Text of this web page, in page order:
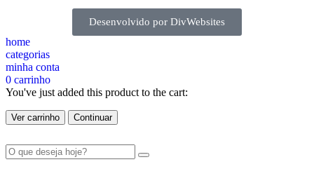
Desenvolvido por DivWebsites
home
categorias
minha conta
0 carrinho
You've just added this product to the cart:
Ver carrinho Continuar